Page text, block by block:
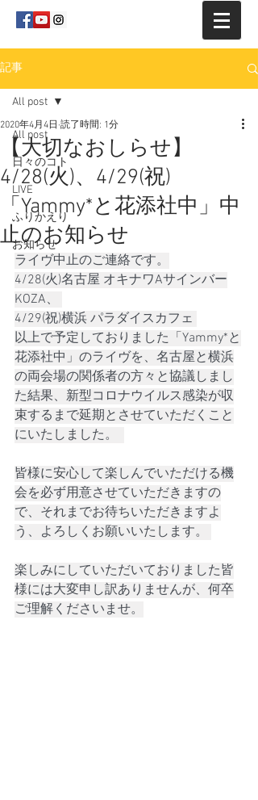
記事
All post
日々のコト
LIVE
ふりかえり
お知らせ
All post
【大切なおしらせ】
4/28(火)、4/29(祝)
「Yammy*と花添社中」中
止のお知らせ
2020年4月4日 読了時間: 1分
ライヴ中止のご連絡です。
4/28(火)名古屋 オキナワAサインバー
KOZA、
4/29(祝)横浜 パラダイスカフェ
以上で予定しておりました「Yammy*と
花添社中」のライヴを、名古屋と横浜
の両会場の関係者の方々と協議しまし
た結果、新型コロナウイルス感染が収
束するまで延期とさせていただくこと
にいたしました。
皆様に安心して楽しんでいただける機
会を必ず用意させていただきますの
で、それまでお待ちいただきますよ
う、よろしくお願いいたします。
楽しみにしていただいておりました皆
様には大変申し訳ありませんが、何卒
ご理解くださいませ。